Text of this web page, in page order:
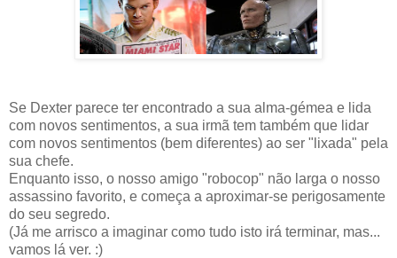
Se Dexter parece ter encontrado a sua alma-gémea e lida
com novos sentimentos, a sua irmã tem também que lidar
com novos sentimentos (bem diferentes) ao ser "lixada" pela
sua chefe.
Enquanto isso, o nosso amigo "robocop" não larga o nosso
assassino favorito, e começa a aproximar-se perigosamente
do seu segredo.
(Já me arrisco a imaginar como tudo isto irá terminar, mas...
vamos lá ver. :)